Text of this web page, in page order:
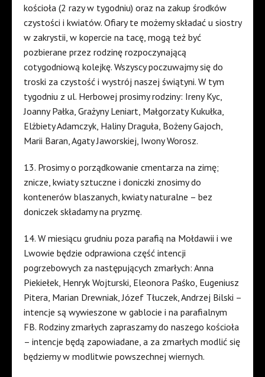
kościoła (2 razy w tygodniu) oraz na zakup środków
czystości i kwiatów. Ofiary te możemy składać u siostry
w zakrystii, w kopercie na tacę, mogą też być
pozbierane przez rodzinę rozpoczynającą
cotygodniową kolejkę. Wszyscy poczuwajmy się do
troski za czystość i wystrój naszej świątyni. W tym
tygodniu z ul. Herbowej prosimy rodziny: Ireny Kyc,
Joanny Pałka, Grażyny Leniart, Małgorzaty Kukułka,
Elżbiety Adamczyk, Haliny Draguła, Bożeny Gajoch,
Marii Baran, Agaty Jaworskiej, Iwony Worosz.
13. Prosimy o porządkowanie cmentarza na zimę;
znicze, kwiaty sztuczne i doniczki znosimy do
kontenerów blaszanych, kwiaty naturalne – bez
doniczek składamy na pryzmę.
14. W miesiącu grudniu poza parafią na Mołdawii i we
Lwowie będzie odprawiona część intencji
pogrzebowych za następujących zmarłych: Anna
Piekiełek, Henryk Wojturski, Eleonora Paśko, Eugeniusz
Pitera, Marian Drewniak, Józef Tłuczek, Andrzej Bilski –
intencje są wywieszone w gablocie i na parafialnym
FB. Rodziny zmarłych zapraszamy do naszego kościoła
– intencje będą zapowiadane, a za zmarłych modlić się
będziemy w modlitwie powszechnej wiernych.